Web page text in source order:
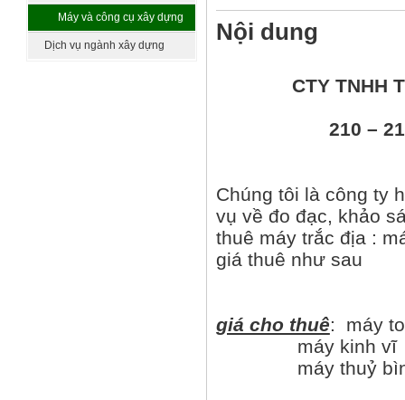
Máy và công cụ xây dựng
khácDịch vụ ngành xây dựng Nội dung
CTY TNHH
210 –
Chúng tôi là công ty
vụ về đo đạc, khảo
thuê máy trắc địa :
giá thuê như sau
giá cho thuê: máy
máy kinh vĩ -
máy thuỷ bình -